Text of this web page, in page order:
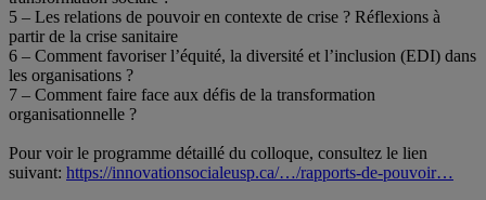
5 – Les relations de pouvoir en contexte de crise ? Réflexions à
partir de la crise sanitaire
6 – Comment favoriser l’équité, la diversité et l’inclusion (EDI) dans
les organisations ?
7 – Comment faire face aux défis de la transformation
organisationnelle ?
Pour voir le programme détaillé du colloque, consultez le lien
suivant: https://innovationsocialeusp.ca/…/rapports-de-pouvoir…